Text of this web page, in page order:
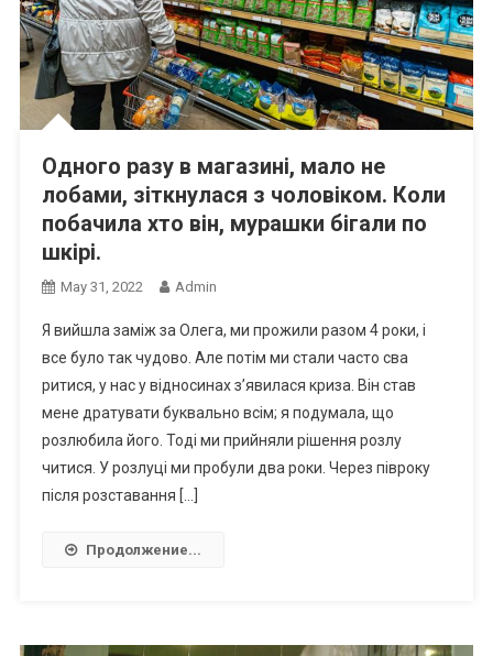
Одного разу в магазині, мало не
лобами, зіткнулася з чоловіком. Коли
побачила хто він, мурашки бігали по
шкірі.
May 31, 2022 Admin
Я вийшла заміж за Олега, ми прожили разом 4 роки, і
все було так чудово. Але потім ми стали часто сва
ритися, у нас у відносинах з’явилася криза. Він став
мене дратувати буквально всім; я подумала, що
розлюбила його. Тоді ми прийняли рішення розлу
читися. У розлуці ми пробули два роки. Через півроку
після розставання […]
Продолжение...